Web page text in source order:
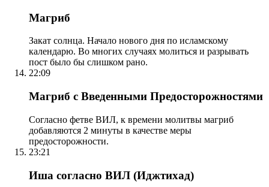
Магриб
Закат солнца. Начало нового дня по исламскому
календарю. Во многих случаях молиться и разрывать
пост было бы слишком рано.
22:09
Магриб с Введенными Предосторожностями
Согласно фетве ВИЛ, к времени молитвы магриб
добавляются 2 минуты в качестве меры
предосторожности.
23:21
Иша согласно ВИЛ (Иджтихад)